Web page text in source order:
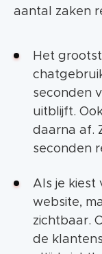
aantal zaken
Het
seconden
uitblijft.
daarna af.
seconden
Als je kiest
website,
zichtbaar.
de